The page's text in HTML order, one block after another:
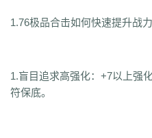
1.76极品合击如何快速提升战
1.盲目追求高强化：+7以上强
符保底。